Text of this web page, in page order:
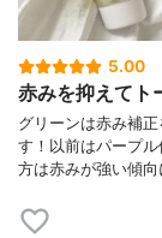
5.00
赤みを抑えてト
グリーンは赤み補
す！以前はパープ
方は赤みが強い傾